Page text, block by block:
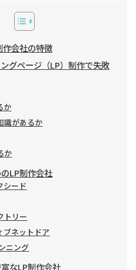
会社の特徴
グページ（LP）制作で失敗
か
識があるか
か
LP制作会社
シード
トリー
ネットドア
ニング
なLP制作会社